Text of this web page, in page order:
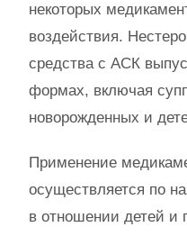
некоторых
воздействия.
средства с АСК
формах, включая
новорожденных и
Применение
осуществляется по
в отношении детей и